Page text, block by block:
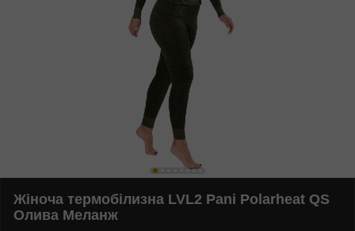
Жіноча термобілизна LVL2 Pani Polarheat QS
Олива Меланж